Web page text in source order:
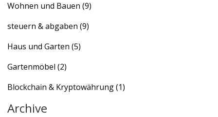
Wohnen und Bauen (9)
steuern & abgaben (9)
Haus und Garten (5)
Gartenmöbel (2)
Blockchain & Kryptowährung(1)
Archive